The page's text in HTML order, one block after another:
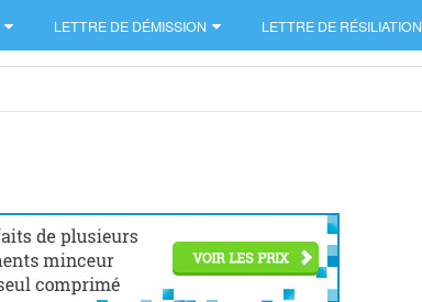
LETTRE DE DÉMISSION LETTRE DE RÉSILIATION